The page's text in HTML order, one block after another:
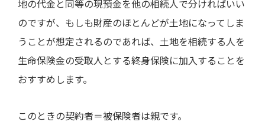
地の代金と同等の現預金を他の相続人で分ければいい
のですが、もしも財産のほとんどが土地になってしま
うことが想定されるのであれば、土地を相続する人を
生命保険金の受取人とする終身保険に加入することを
おすすめします。
このときの契約者＝被保険者は親です。